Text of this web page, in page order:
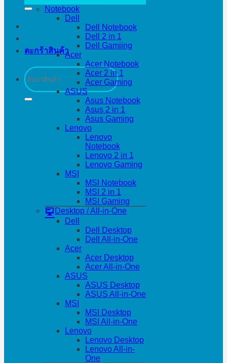
ตะกร้าสินค้า
ค้นหา:
Notebook
Dell
Dell Notebook
Dell 2 in 1
Dell Gamiing
Acer
Acer Notebook
Acer 2 in 1
Acer Gaming
ASUS
Asus Notebook
Asus 2 in 1
Asus Gaming
Lenovo
Lenovo
Notebook
Lenovo 2 in 1
Lenovo Gaming
MSI
MSI Notebook
MSI 2 in 1
MSI Gaming
Desktop / All-in-One
Dell
Dell Desktop
Dell All-in-One
Acer
Acer Desktop
Acer All-in-One
ASUS
ASUS Desktop
ASUS All-in-One
MSI
MSI Desktop
MSI All-in-One
Lenovo
Lenovo Desktop
Lenovo All-in-
One